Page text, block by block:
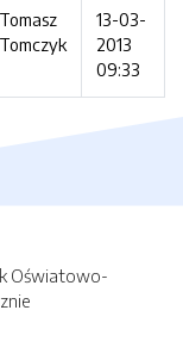
Tomasz
Tomczyk
13-03-
2013
09:33
Oświatowo-